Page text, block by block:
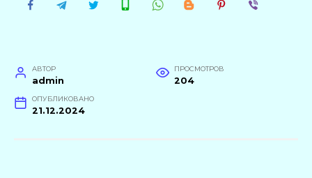
АВТОР
admin
ПРОСМОТРОВ
204
ОПУБЛИКОВАНО
21.12.2024